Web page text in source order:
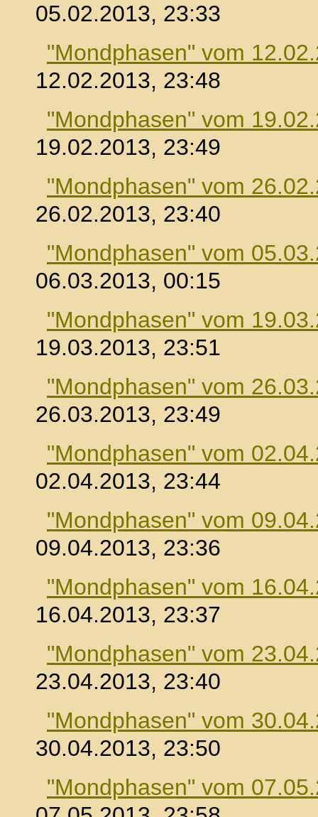
05.02.2013, 23:33
"Mondphasen" vom
12.02.2013, 23:48
"Mondphasen" vom
19.02.2013, 23:49
"Mondphasen" vom
26.02.2013, 23:40
"Mondphasen" vom
06.03.2013, 00:15
"Mondphasen" vom
19.03.2013, 23:51
"Mondphasen" vom
26.03.2013, 23:49
"Mondphasen" vom
02.04.2013, 23:44
"Mondphasen" vom
09.04.2013, 23:36
"Mondphasen" vom
16.04.2013, 23:37
"Mondphasen" vom
23.04.2013, 23:40
"Mondphasen" vom
30.04.2013, 23:50
"Mondphasen" vom